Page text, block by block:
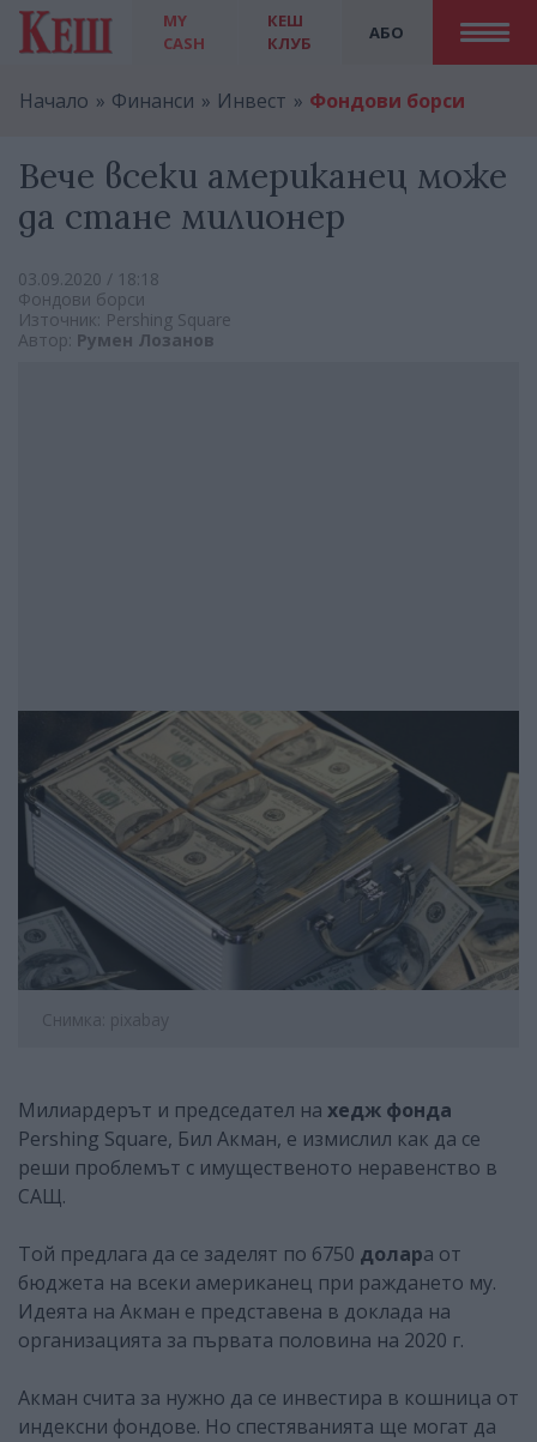
MY
CASH
АБО
КЕШ
КЛУБ
Начало Финанси Инвест Фондови борси
Вече всеки американец може
да стане милионер
03.09.2020 / 18:18
Фондови борси
Източник: Pershing Square
Автор: Румен Лозанов
Снимка: pixabay
Милиардерът и председател на хедж фонда
Pershing Square, Бил Акман, е измислил как да се
реши проблемът с имущественото неравенство в
САЩ.
Той предлага да се заделят по 6750 долара от
бюджета на всеки американец при раждането му.
Идеята на Акман е представена в доклада на
организацията за първата половина на 2020 г.
Акман счита за нужно да се инвестира в кошница от
индексни фондове. Но спестяванията ще могат да